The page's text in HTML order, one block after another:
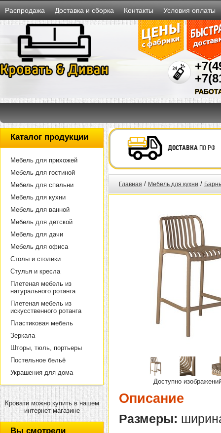
Распродажа Доставка и сборка Контакты Условия оплаты
Каталог продукции
Мебель для прихожей
Мебель для гостиной
Мебель для спальни
Мебель для кухни
Мебель для ванной
Мебель для детской
Мебель для дачи
Мебель для офиса
Столы и столики
Стулья и кресла
Плетеная мебель из
натурального ротанга
Плетеная мебель из
искусственного ротанга
Пластиковая мебель
Зеркала
Шторы, тюль, портьеры
Постельное бельё
Украшения для дома
Кровати можно купить в нашем
интернет магазине
Вы смотрели
ДОСТАВКАПО РФ
Главная / Мебель для кухни /
Доступно
Описание
Размеры: